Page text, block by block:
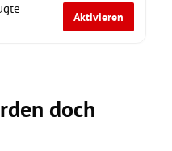
Aktivieren
doch